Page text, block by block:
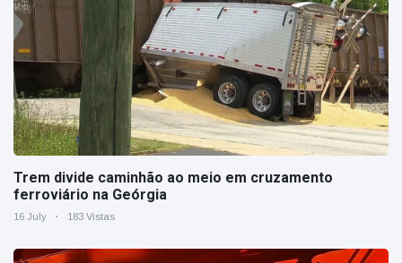
Trem divide caminhão ao meio em cruzamento
ferroviário na Geórgia
16 July 183 Vistas